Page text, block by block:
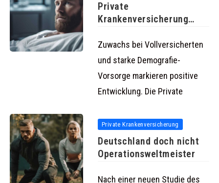
Private
Krankenversicherung
stabiles Wachstum in
Zuwachs bei Vollversicherten
und starke Demografie-
Vorsorge markieren positive
Entwicklung. Die Private
Private Krankenversicherung
Deutschland doch nicht
Operationsweltmeister
Nach einer neuen Studie des